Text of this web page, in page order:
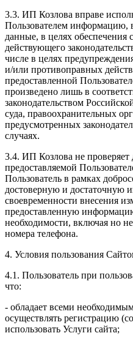
3.3. ИП Козлова вправе
Пользователем информацию,
данные, в целях обеспечения
действующего
числе в целях
и/или противоправных
предоставленной
произведено лишь в
законодательством
суда, правоохранительных
предусмотренных
случаях.
3.4. ИП Козлова не
предоставляемой
Пользователь в рамках
достоверную и достаточную
своевременности внесения
предоставленную
необходимости, включая но
номера телефона.
4. Условия пользования
4.1. Пользователь при
что:
- обладает всеми
осуществлять регистрацию
использовать Услуги сайта;